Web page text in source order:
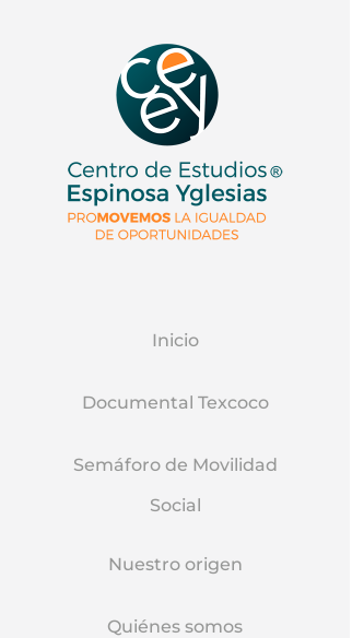
Inicio
Documental Texcoco
Semáforo de Movilidad
Social
Nuestro origen
Quiénes somos